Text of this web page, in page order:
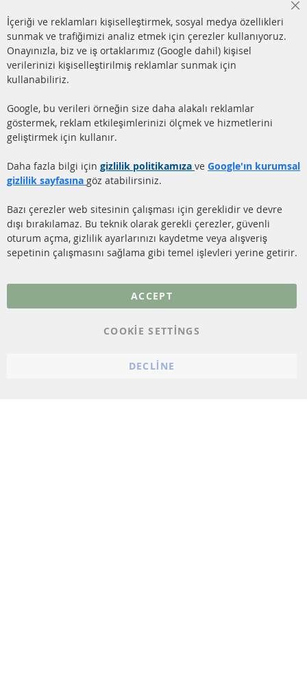
info@contra-automotive.de
facebook
instagram
HIZLI LİNKLER
(DPF)
DİZEL PARTİKÜL FİLTRESİ
KATALİZÖR (KAT)
SSS
MÜŞTERİ
Hakkımızda
Gönderim ücreti
Daha fazla link
Veri koruma
Genel Çalışma Koşulları
İçeriği ve reklamları kişiselleştirmek, sosyal medya özellikleri
sunmak ve trafiğimizi analiz etmek için çerezler kullanıyoruz.
Onayınızla, biz ve iş ortaklarımız (Google dahil) kişisel
verilerinizi kişiselleştirilmiş reklamlar sunmak için
kullanabiliriz.
Google, bu verileri örneğin size daha alakalı reklamlar
göstermek, reklam etkileşimlerinizi ölçmek ve hizmetlerini
geliştirmek için kullanır.
Daha fazla bilgi için gizlilik politikamıza ve Google'ın kurumsal
gizlilik sayfasına göz atabilirsiniz.
Bazı çerezler web sitesinin çalışması için gereklidir ve devre
dışı bırakılamaz. Bu teknik olarak gerekli çerezler, güvenli
oturum açma, gizlilik ayarlarınızı kaydetme veya alışveriş
sepetinin çalışmasını sağlama gibi temel işlevleri yerine getirir.
ACCEPT
COOKIE SETTINGS
DECLINE